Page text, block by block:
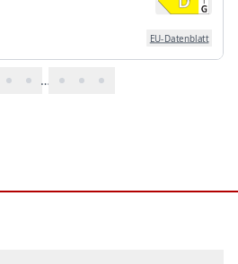
EU-Datenblatt
…